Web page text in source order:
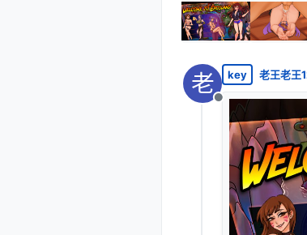
老
离线
key 老王老王